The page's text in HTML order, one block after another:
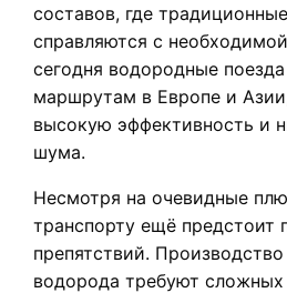
составов, где
справляются с
сегодня водородные
маршрутам в Европе и
высокую эффективность и
шума.
Несмотря на очевидные
транспорту ещё предстоит
препятствий.
водорода требуют сложных